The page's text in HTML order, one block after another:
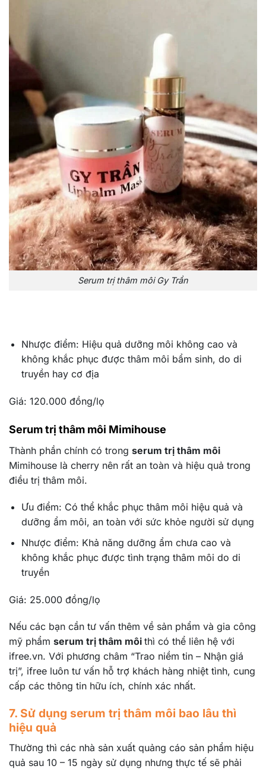
Serum trị thâm môi Gy Trần
Nhược điểm: Hiệu quả dưỡng môi không cao và
không khắc phục được thâm môi bẩm sinh, do di
truyền hay cơ địa
Giá: 120.000 đồng/lọ
Serum trị thâm môi Mimihouse
Thành phần chính có trong serum trị thâm môi
Mimihouse là cherry nên rất an toàn và hiệu quả trong
điều trị thâm môi.
Ưu điểm: Có thể khắc phục thâm môi hiệu quả và
dưỡng ẩm môi, an toàn với sức khỏe người sử dụng
Nhược điểm: Khả năng dưỡng ẩm chưa cao và
không khắc phục được tình trạng thâm môi do di
truyền
Giá: 25.000 đồng/lọ
Nếu các bạn cần tư vấn thêm về sản phẩm và gia công
mỹ phẩm serum trị thâm môi thì có thể liên hệ với
ifree.vn. Với phương châm “Trao niềm tin – Nhận giá
trị”, ifree luôn tư vấn hỗ trợ khách hàng nhiệt tình, cung
cấp các thông tin hữu ích, chính xác nhất.
7. Sử dụng serum trị thâm môi bao lâu thì
hiệu quả
Thường thì các nhà sản xuất quảng cáo sản phẩm hiệu
quả sau 10 – 15 ngày sử dụng nhưng thực tế sẽ phải